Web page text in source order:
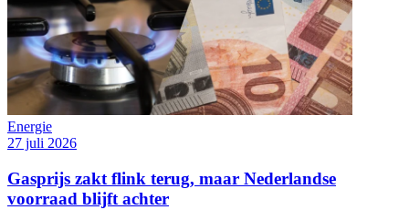
Energie
27 juli 2026
Gasprijs zakt flink terug, maar Nederlandse
voorraad blijft achter